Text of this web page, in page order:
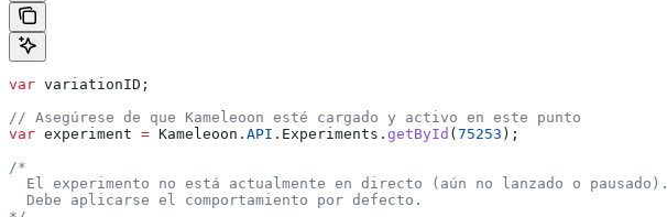
var variationID ;
// Asegúrese de que Kameleoon esté cargado y activo en este punto
var experiment = Kameleoon . API . Experiments . getById ( 75253 );
/*
  El experimento no está actualmente en directo (aún no lanzado o pausado).
  Debe aplicarse el comportamiento por defecto.